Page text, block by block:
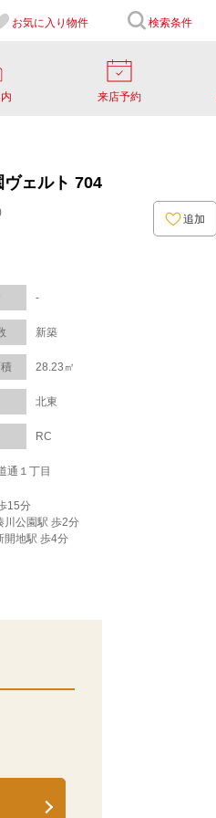
お気に入り 物件 検索条件
来店予約
ェルト 704
追加
-
新築
28.23㎡
北東
RC
通１丁目
15分
川公園駅 歩2分
開地駅 歩4分